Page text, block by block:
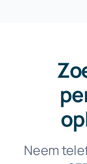
Neem